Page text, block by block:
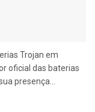
Trojan em
oficial das baterias
presença...